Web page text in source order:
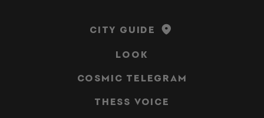
CITY GUIDE
LOOK
COSMIC TELEGRAM
THESS VOICE